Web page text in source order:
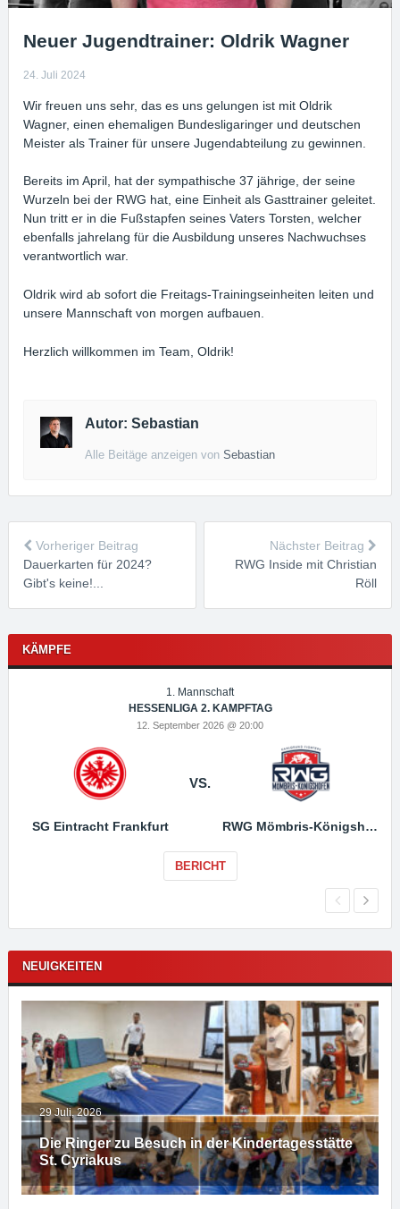
Neuer Jugendtrainer: Oldrik Wagner
24. Juli 2024
Wir freuen uns sehr, das es uns gelungen ist mit Oldrik
Wagner, einen ehemaligen Bundesligaringer und deutschen
Meister als Trainer für unsere Jugendabteilung zu gewinnen.
Bereits im April, hat der sympathische 37 jährige, der seine
Wurzeln bei der RWG hat, eine Einheit als Gasttrainer geleitet.
Nun tritt er in die Fußstapfen seines Vaters Torsten, welcher
ebenfalls jahrelang für die Ausbildung unseres Nachwuchses
verantwortlich war.
Oldrik wird ab sofort die Freitags-Trainingseinheiten leiten und
unsere Mannschaft von morgen aufbauen.
Herzlich willkommen im Team, Oldrik!
Autor: Sebastian
Alle Beitäge anzeigen vonSebastian
Vorheriger Beitrag
Dauerkarten für 2024?
Gibt's keine!...
Nächster Beitrag
RWG Inside mit Christian
Röll
KÄMPFE
1. Mannschaft
HESSENLIGA 2. KAMPFTAG
12. September 2026 @ 20:00
SG Eintracht Frankfurt
VS.
RWG Mömbris-Königshofen
BERICHT
NEUIGKEITEN
Die Ringer zu Besuch in der Kindertagesstätte
St. Cyriakus
29 Juli, 2026